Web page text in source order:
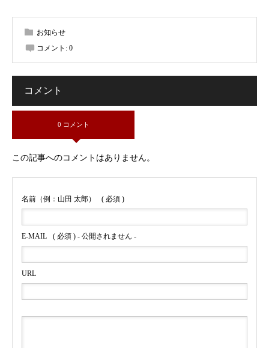
お知らせ
コメント: 0
コメント
0 コメント
この記事へのコメントはありません。
名前（例：山田 太郎） ( 必須 )
E-MAIL ( 必須 ) - 公開されません -
URL